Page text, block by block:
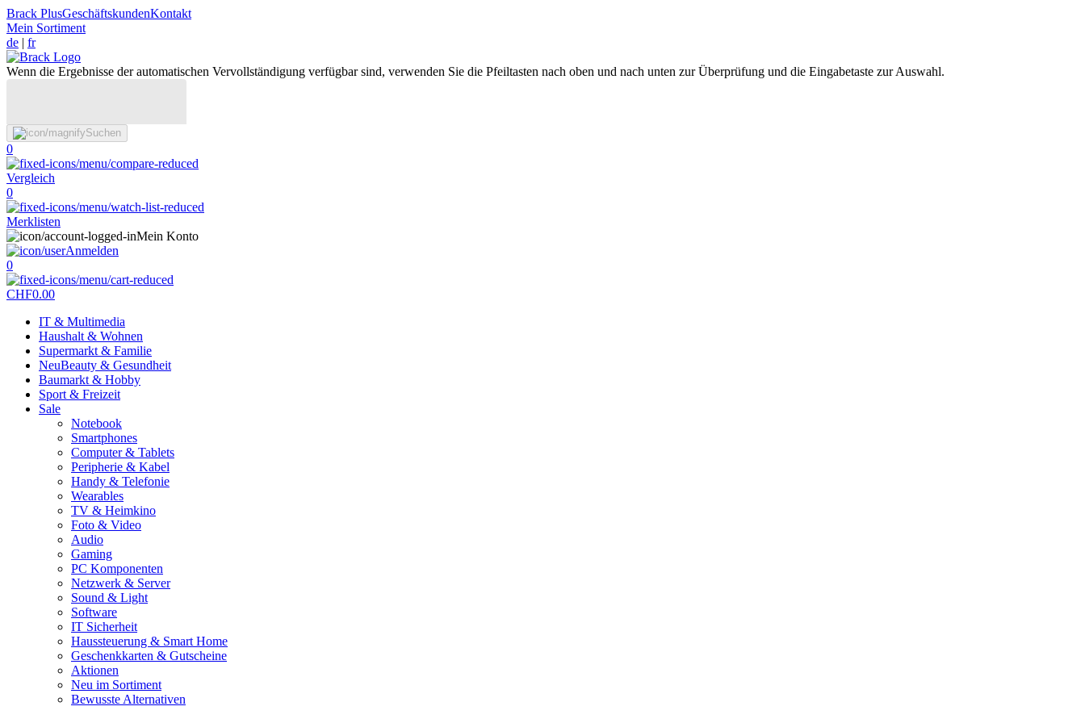
Brack PlusGeschäftskundenKontakt
Mein Sortiment
de | fr
Wenn die Ergebnisse der automatischen Vervollständigung verfügbar sind, verwenden Sie die Pfeiltasten nach oben und nach unten zur Überprüfung und die Eingabetaste zur Auswahl.
Suchen
0
Vergleich
0
Merklisten
Mein Konto
Anmelden
0
CHF0.00
IT & Multimedia
Haushalt & Wohnen
Supermarkt & Familie
NeuBeauty & Gesundheit
Baumarkt & Hobby
Sport & Freizeit
Sale
Notebook
Smartphones
Computer & Tablets
Peripherie & Kabel
Handy & Telefonie
Wearables
TV & Heimkino
Foto & Video
Audio
Gaming
PC Komponenten
Netzwerk & Server
Sound & Light
Software
IT Sicherheit
Haussteuerung & Smart Home
Geschenkkarten & Gutscheine
Aktionen
Neu im Sortiment
Bewusste Alternativen